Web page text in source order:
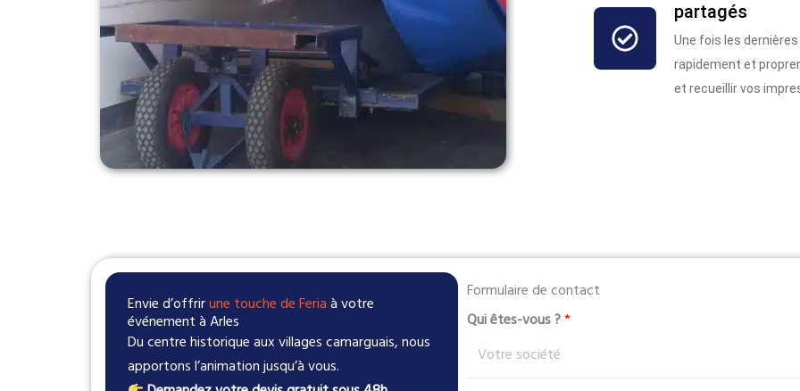
partagés
Une fois les
rapidement et
et recueillir vos
Envie d’offrirune touche de Feria à votre
événement à Arles
Du centre historique aux villages camarguais, nous
apportons l’animation jusqu’à vous.
Formulaire de contact
Qui êtes-vous ?*